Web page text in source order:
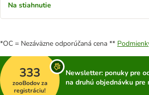
Na stiahnutie
*OC = Nezáväzne odporúčaná cena **
333
zooBodov za
registráciu!
Newsletter: ponuky pre
na druhú objednávku pre